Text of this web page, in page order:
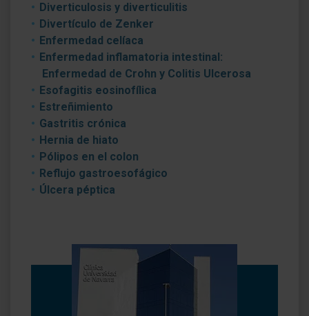
Diverticulosis y diverticulitis
Divertículo de Zenker
Enfermedad celíaca
Enfermedad inflamatoria intestinal:
Enfermedad de Crohn y Colitis Ulcerosa
Esofagitis eosinofílica
Estreñimiento
Gastritis crónica
Hernia de hiato
Pólipos en el colon
Reflujo gastroesofágico
Úlcera péptica